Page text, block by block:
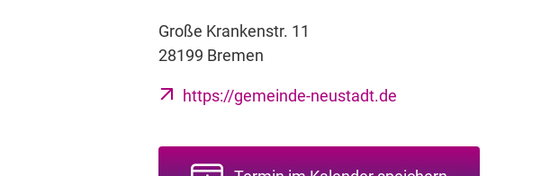
Große Krankenstr. 11
28199 Bremen
https://gemeinde-neustadt.de